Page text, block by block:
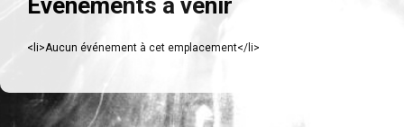
Événements à venir
<li>Aucun événement à cet emplacement</li>